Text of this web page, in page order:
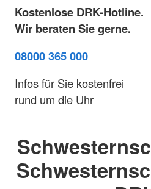
Kostenlose DRK-Hotline.
Wir beraten Sie gerne.
08000 365 000
Infos für Sie kostenfrei
rund um die Uhr